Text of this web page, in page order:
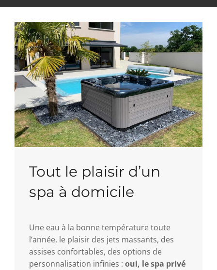
Tout le plaisir d’un
spa à domicile
Une eau à la bonne température toute
l’année, le plaisir des jets massants, des
assises confortables, des options de
personnalisation infinies : oui, le spa privé